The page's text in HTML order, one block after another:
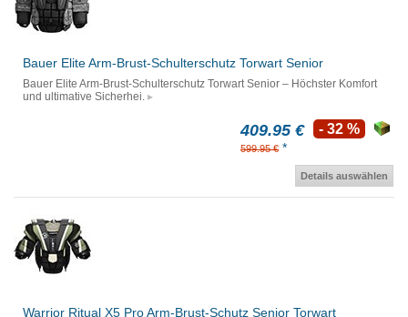
Bauer Elite Arm-Brust-Schulterschutz Torwart Senior
Bauer Elite Arm-Brust-Schulterschutz Torwart Senior – Höchster Komfort
und ultimative Sicherhei.
409.95 €
599.95 € *
- 32 %
Details auswählen
Warrior Ritual X5 Pro Arm-Brust-Schutz Senior Torwart